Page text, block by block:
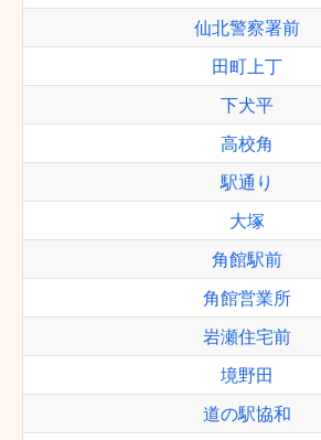
仙北警察署前
田町上丁
下犬平
高校角
駅通り
大塚
角館駅前
角館営業所
岩瀬住宅前
境野田
道の駅協和